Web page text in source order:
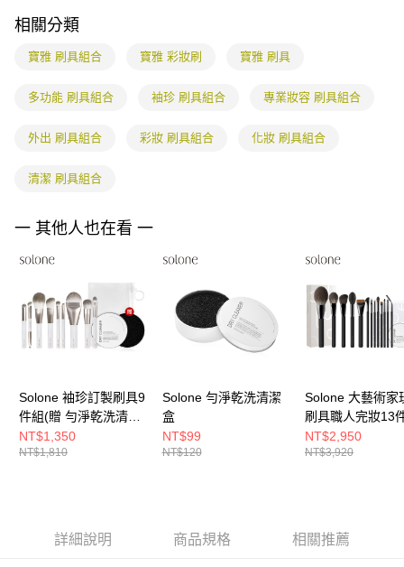
https://aftee.tw/terms/#terms3
「AFTEE先享後付」，若未經同意申辦者引起之損失，本公司不負相關責
４．使用「AFTEE先享後付」時，將依據個別帳號之用戶狀況，依本公司即
５．嚴禁一人註冊多個帳號或使用他人資訊註冊。若發現惡意使用之情形，
相關分類
寶雅 刷具組合 寶雅 彩妝刷 寶雅 刷具
多功能 刷具組合 袖珍 刷具組合 專業妝容 刷具組合
外出 刷具組合 彩妝 刷具組合 化妝 刷具組合
清潔 刷具組合
一 其他人也在看 一
Solone 袖珍訂製刷具9
件組(贈 勻淨乾洗清潔
盒+訂製夾鏈收納袋)
NT$1,350
NT$1,810
Solone 勻淨乾洗清潔
盒
NT$99
NT$120
Solone 大藝術家
刷具職人完妝13
(贈 專屬速乾洗
50ml+勻淨乾洗
NT$2,950
NT$3,920
詳細說明 商品規格 相關推薦